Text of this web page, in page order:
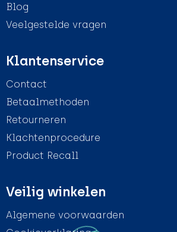
Blog
Veelgestelde vragen
Klantenservice
Contact
Betaalmethoden
Retourneren
Klachtenprocedure
Product Recall
Veilig winkelen
Algemene voorwaarden